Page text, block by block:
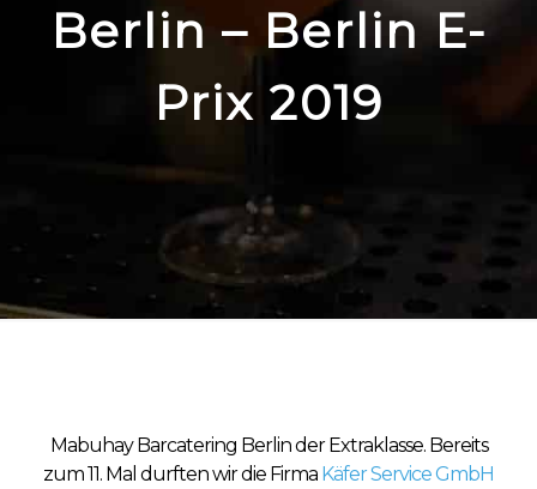
Berlin – Berlin E-
Prix 2019
Mabuhay Barcatering Berlin der Extraklasse. Bereits
zum 11. Mal durften wir die Firma Käfer Service GmbH